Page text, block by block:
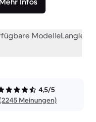
Modelle
4,5/5
Meinungen)